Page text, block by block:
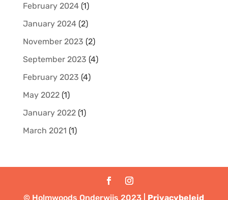
February 2024(1)
January 2024(2)
November 2023 (2)
September 2023 (4)
February 2023 (4)
May 2022(1)
January 2022(1)
March 2021 (1)
© Holmwoods Onderwijs 2023 | Privacybeleid